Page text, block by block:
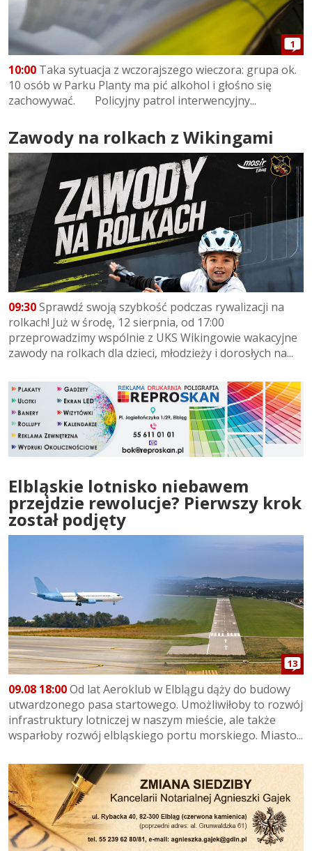
1
10:00 Taka sytuacja z wczorajszego wieczora: grupa ok.
10 osób w Parku Planty ma pić alkohol i głośno się
zachowywać. Policyjny patrol interwencyjny...
Zawody na rolkach z Wikingami
09:30Sprawdź swoją szybkość podczas rywalizacji na
rolkach! Już w środę, 12 sierpnia, od 17:00
przeprowadzimy wspólnie z UKS Wikingowie wakacyjne
zawody na rolkach dla dzieci, młodzieży i dorosłych na...
Elbląskie lotnisko niebawem
przejdzie rewolucje? Pierwszy krok
został podjęty
13
09.08 18:00Od lat Aeroklub w Elblągu dąży do budowy
utwardzonego pasa startowego. Umożliwiłoby to rozwój
infrastruktury lotniczej w naszym mieście, ale także
wsparłoby rozwój elbląskiego portu morskiego. Miasto...